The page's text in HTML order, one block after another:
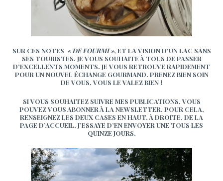
SUR CES NOTES « DE FOURMI », ET LA VISION D’UN LAC SANS
SES TOURISTES. JE VOUS SOUHAITE À TOUS DE PASSER
D’EXCELLENTS MOMENTS. JE VOUS RETROUVE RAPIDEMENT
POUR UN NOUVEL ÉCHANGE GOURMAND. PRENEZ BIEN SOIN
DE VOUS, VOUS LE VALEZ BIEN !
SI VOUS SOUHAITEZ SUIVRE MES PUBLICATIONS, VOUS
POUVEZ VOUS ABONNER À LA NEWSLETTER. POUR CELA,
RENSEIGNEZ LES DEUX CASES EN HAUT, À DROITE, DE LA
PAGE D’ACCUEIL. J’ESSAYE D’EN ENVOYER UNE TOUS LES
QUINZE JOURS.